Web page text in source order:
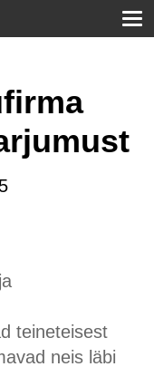
teineteisest
neis läbi